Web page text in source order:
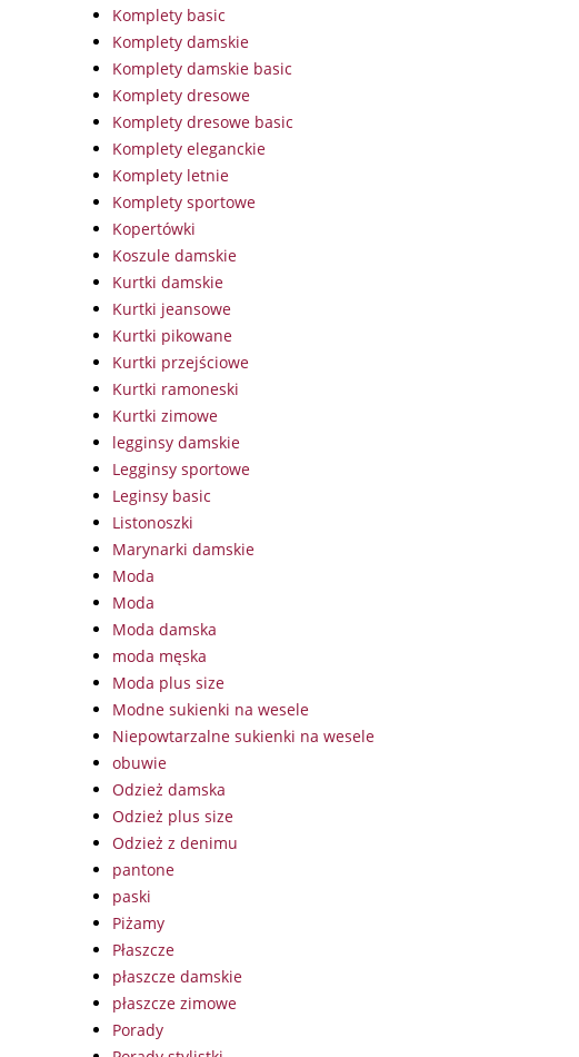
Komplety basic
Komplety damskie
Komplety damskie basic
Komplety dresowe
Komplety dresowe basic
Komplety eleganckie
Komplety letnie
Komplety sportowe
Kopertówki
Koszule damskie
Kurtki damskie
Kurtki jeansowe
Kurtki pikowane
Kurtki przejściowe
Kurtki ramoneski
Kurtki zimowe
legginsy damskie
Legginsy sportowe
Leginsy basic
Listonoszki
Marynarki damskie
Moda
Moda
Moda damska
moda męska
Moda plus size
Modne sukienki na wesele
Niepowtarzalne sukienki na wesele
obuwie
Odzież damska
Odzież plus size
Odzież z denimu
pantone
paski
Piżamy
Płaszcze
płaszcze damskie
płaszcze zimowe
Porady